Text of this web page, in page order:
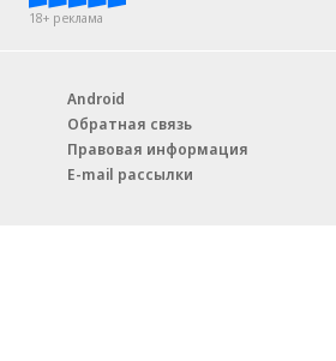
18+ реклама
Android
Обратная связь
Правовая информация
E-mail рассылки